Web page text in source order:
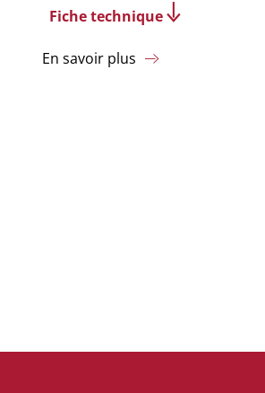
Fiche technique
En savoir plus